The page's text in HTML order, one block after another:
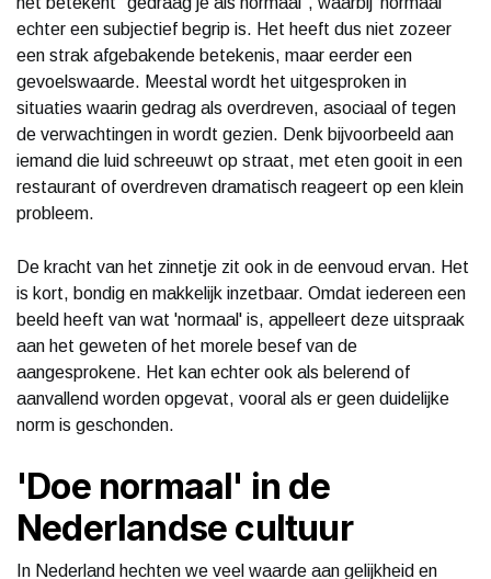
echter een subjectief begrip is. Het heeft dus niet zozeer
een strak afgebakende betekenis, maar eerder een
gevoelswaarde. Meestal wordt het uitgesproken in
situaties waarin gedrag als overdreven, asociaal of tegen
de verwachtingen in wordt gezien. Denk bijvoorbeeld aan
iemand die luid schreeuwt op straat, met eten gooit in een
restaurant of overdreven dramatisch reageert op een klein
probleem.
De kracht van het zinnetje zit ook in de eenvoud ervan. Het
is kort, bondig en makkelijk inzetbaar. Omdat iedereen een
beeld heeft van wat 'normaal' is, appelleert deze uitspraak
aan het geweten of het morele besef van de
aangesprokene. Het kan echter ook als belerend of
aanvallend worden opgevat, vooral als er geen duidelijke
norm is geschonden.
'Doe normaal' in de
Nederlandse cultuur
In Nederland hechten we veel waarde aan gelijkheid en